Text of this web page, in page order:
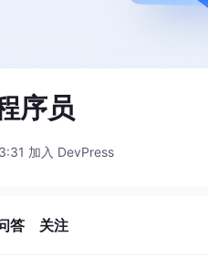
序员
加入 DevPress
答 关注